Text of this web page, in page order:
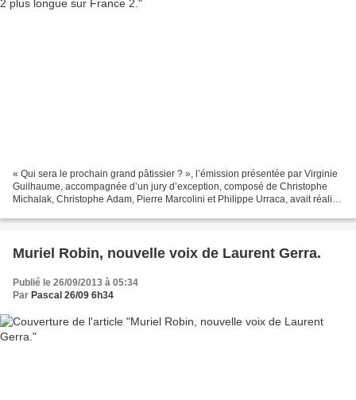
« Qui sera le prochain grand pâtissier ? », l’émission présentée par Virginie
Guilhaume, accompagnée d’un jury d’exception, composé de Christophe
Michalak, Christophe Adam, Pierre Marcolini et Philippe Urraca, avait réalisé
Muriel Robin, nouvelle voix de Laurent Gerra.
Publié le 26/09/2013 à 05:34
Par Pascal 26/09 6h34